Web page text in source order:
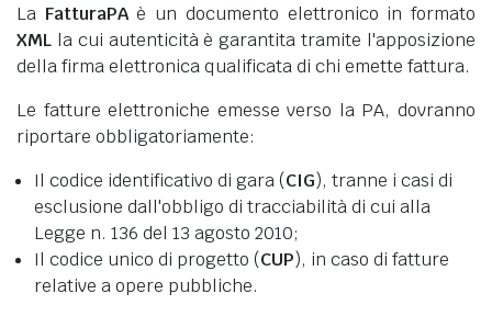
La FatturaPAè un documento elettronico in formato
XML la cui autenticità è garantita tramite l'apposizione
della firma elettronica qualificata di chi emette fattura.
Le fatture elettroniche emesse verso la PA, dovranno
riportare obbligatoriamente:
Il codice identificativo di gara (CIG), tranne i casi di
esclusione dall'obbligo di tracciabilità di cui alla
Legge n. 136 del 13 agosto 2010;
Il codice unico di progetto (CUP), in caso di fatture
relative a opere pubbliche.